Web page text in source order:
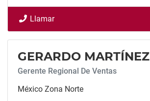
Llamar
Llamar
GERARDO MARTÍNEZ
Gerente Regional De Ventas
México Zona Norte